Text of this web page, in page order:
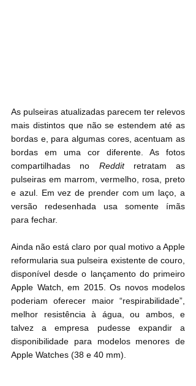
As pulseiras atualizadas parecem ter relevos
mais distintos que não se estendem até as
bordas e, para algumas cores, acentuam as
bordas em uma cor diferente. As fotos
compartilhadas no Reddit retratam as
pulseiras em marrom, vermelho, rosa, preto
e azul. Em vez de prender com um laço, a
versão redesenhada usa somente ímãs
para fechar.
Ainda não está claro por qual motivo a Apple
reformularia sua pulseira existente de couro,
disponível desde o lançamento do primeiro
Apple Watch, em 2015. Os novos modelos
poderiam oferecer maior “respirabilidade”,
melhor resistência à água, ou ambos, e
talvez a empresa pudesse expandir a
disponibilidade para modelos menores de
‌Apple Watch‌es (38 e 40 mm).